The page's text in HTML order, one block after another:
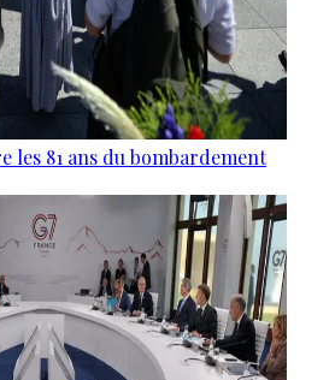
les 81 ans du bombardement